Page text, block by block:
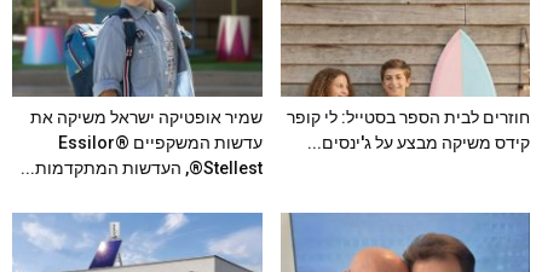
חוזרים לבית הספר בסטייל: לי קופר
קידס משיקה מבצע על ג'ינסים...
שמיר אופטיקה ישראל משיקה את
עדשות המשקפיים Essilor®
Stellest®, העדשות המתקדמות...